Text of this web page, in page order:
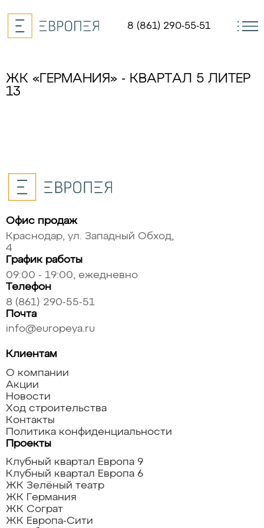
8 (861) 290-55-51
ЖК «ГЕРМАНИЯ» - КВАРТАЛ 5 ЛИТЕР
13
Офис продаж
Краснодар, ул. Западный Обход,
4
График работы
09:00 - 19:00, ежедневно
Телефон
8 (861) 290-55-51
Почта
info@europeya.ru
Клиентам
О компании
Акции
Новости
Ход строительства
Контакты
Политика конфиденциальности
Проекты
Клубный квартал Европа 9
Клубный квартал Европа 6
ЖК Зелёный театр
ЖК Германия
ЖК Сограт
ЖК Европа-Сити